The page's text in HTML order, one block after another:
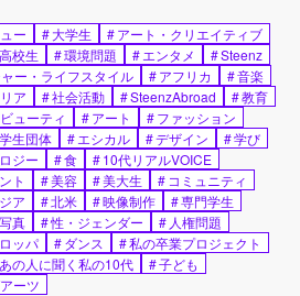
ー #大学生 #アート・クリエイティブ
高校生 #環境問題 #エンタメ #Steenz
ー・ライフスタイル #アフリカ #音楽
ア #社会活動 #SteenzAbroad #教育
ューティ #アート #ファッション
学生団体 #エシカル #デザイン #学び
ジー #食 #10代リアルVOICE
ト #美容 #美大生 # コミュニティ
ア #北米 #映像制作 #専門学生
写真 #性・ジェンダー # 人権問題
ッパ #ダンス #私の卒業プロジェクト
あの人に聞く私の10代 #子ども
ーツ